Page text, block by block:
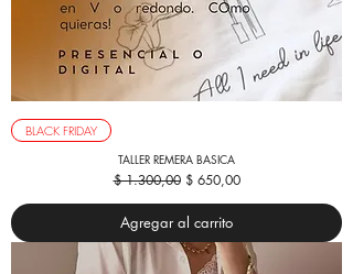
BLACK FRIDAY
TALLER REMERA BASICA
Precio
$ 1.300,00 Precio de oferta
$ 650,00
Agregar al carrito